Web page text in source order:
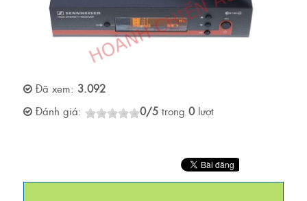
Đã xem: 3.092
Đánh giá:
0/5 trong 0lượt